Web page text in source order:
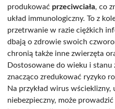
produkować przeciwciała, co
układ immunologiczny. To z
przetrwanie w razie ciężkich
dbają o zdrowie swoich
chronią także inne zwierzęta
Dostosowane do wieku i stanu
znacząco zredukować ryzyko
Na przykład wirus wścieklizny,
niebezpieczny, może